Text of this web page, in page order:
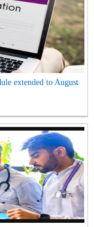
extended to August